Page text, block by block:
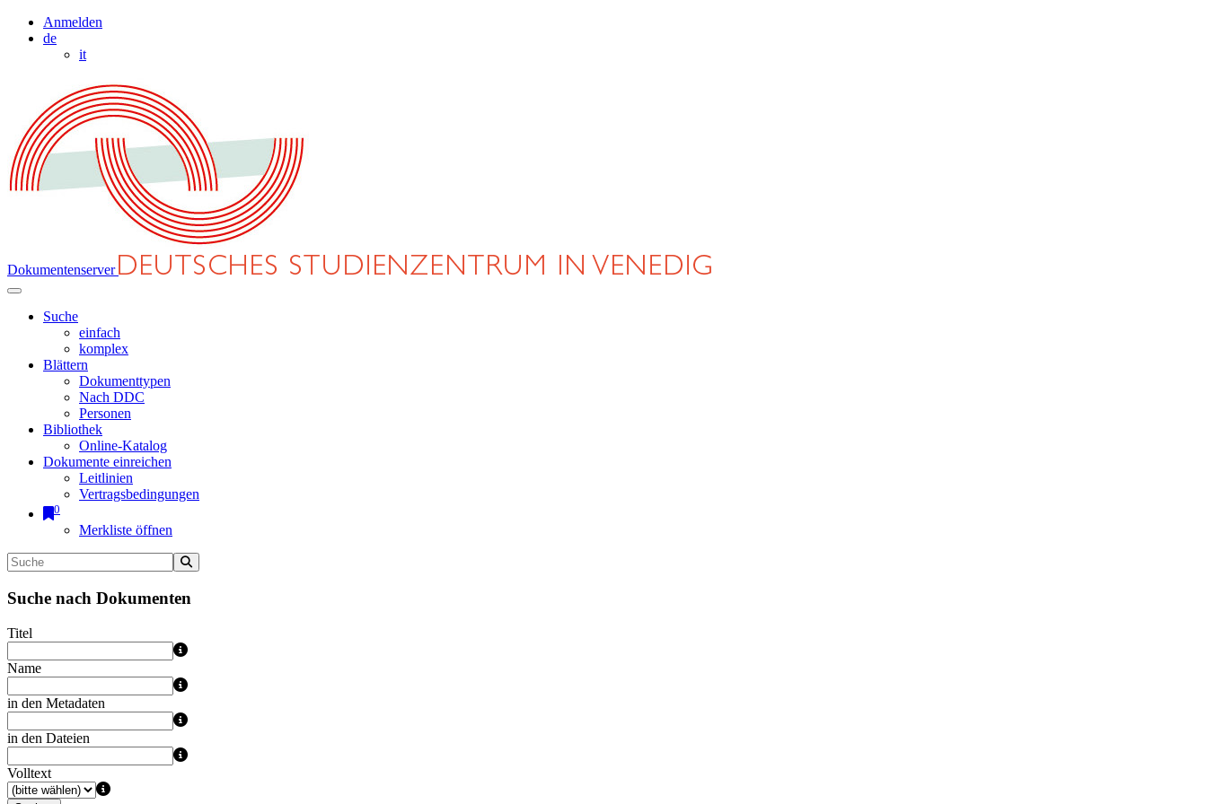
Anmelden
de
it
Dokumentenserver
Suche
einfach
komplex
Blättern
Dokumenttypen
Nach DDC
Personen
Bibliothek
Online-Katalog
Dokumente einreichen
Leitlinien
Vertragsbedingungen
0
Merkliste öffnen
Suche nach Dokumenten
Titel
Name
in den Metadaten
in den Dateien
Volltext